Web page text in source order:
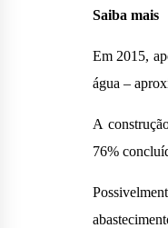
Saiba mais
Em 2015,
água –
A
76%